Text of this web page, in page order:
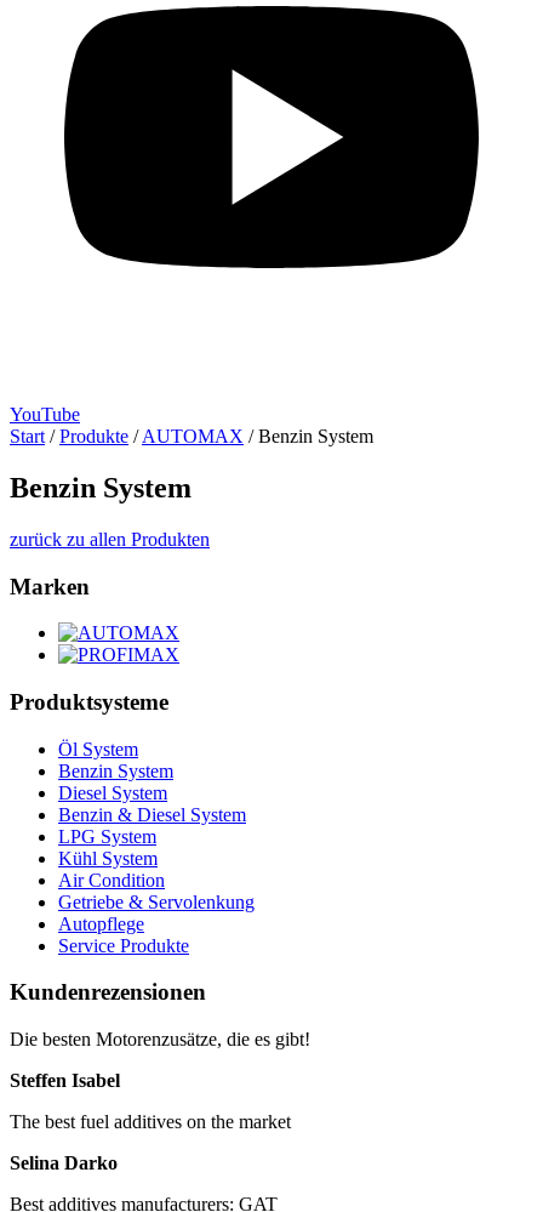
YouTube
Start / Produkte / AUTOMAX / Benzin System
Benzin System
zurück zu allen Produkten
Marken
Produktsysteme
Öl System
Benzin System
Diesel System
Benzin & Diesel System
LPG System
Kühl System
Air Condition
Getriebe & Servolenkung
Autopflege
Service Produkte
Kundenrezensionen
Die besten Motorenzusätze, die es gibt!
Steffen Isabel
The best fuel additives on the market
Selina Darko
Best additives manufacturers: GAT